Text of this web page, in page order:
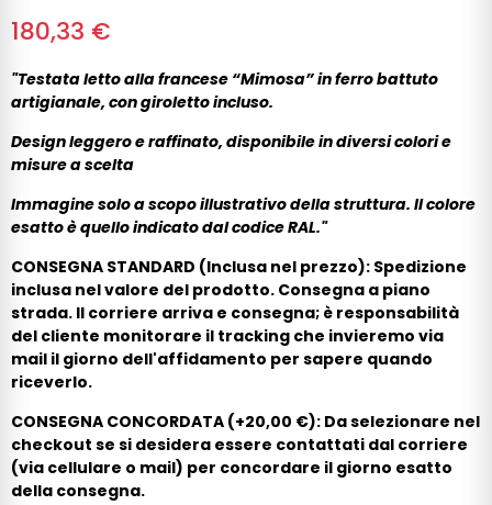
180,33 €
"Testata letto alla francese “Mimosa” in ferro battuto
artigianale, con giroletto incluso.
Design leggero e raffinato, disponibile in diversi colori e
misure a scelta
Immagine solo a scopo illustrativo della struttura. Il colore
esatto è quello indicato dal codice RAL."
CONSEGNA STANDARD (Inclusa nel prezzo): Spedizione
inclusa nel valore del prodotto. Consegna a piano
strada. Il corriere arriva e consegna; è responsabilità
del cliente monitorare il tracking che invieremo via
mail il giorno dell'affidamento per sapere quando
riceverlo.
CONSEGNA CONCORDATA (+20,00 €): Da selezionare nel
checkout se si desidera essere contattati dal corriere
(via cellulare o mail) per concordare il giorno esatto
della consegna.